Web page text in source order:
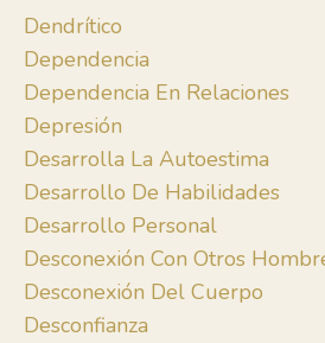
Dendrítico
Dependencia
Dependencia En Relaciones
Depresión
Desarrolla La Autoestima
Desarrollo De Habilidades
Desarrollo Personal
Desconexión Con Otros
Desconexión Del Cuerpo
Desconfianza